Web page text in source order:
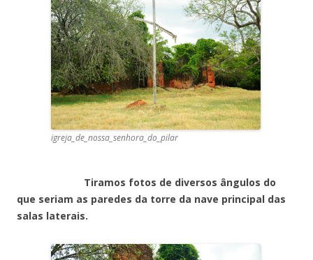
igreja_de_nossa_senhora_do_pilar
Tiramos fotos de diversos ângulos do
que seriam as paredes da torre da nave principal das
salas laterais.